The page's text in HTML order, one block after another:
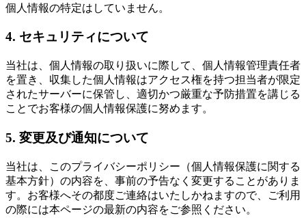
個人情報の特定はしていません。
4. セキュリティについて
当社は、個人情報の取り扱いに際して、個人情報管理責任者
を置き、収集した個人情報はアクセス権を持つ担当者が限定
されたサーバーに保管し、適切かつ厳重な予防措置を講じる
ことでお客様の個人情報保護に努めます。
5. 変更及び通知について
当社は、このプライバシーポリシー（個人情報保護に関する
基本方針）の内容を、事前の予告なく変更することがありま
す。お客様へその都度ご連絡はいたしかねますので、ご利用
の際には本ページの最新の内容をご参照ください。